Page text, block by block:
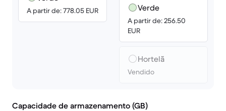
A partir de: 778.05 EUR Verde
A partir de: 256.50
EUR
Hortelã
Vendido
Capacidade de armazenamento (GB)